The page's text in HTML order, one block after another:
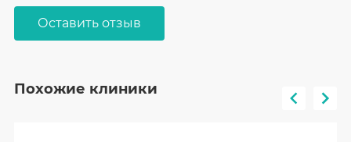
Оставить отзыв
Похожие клиники